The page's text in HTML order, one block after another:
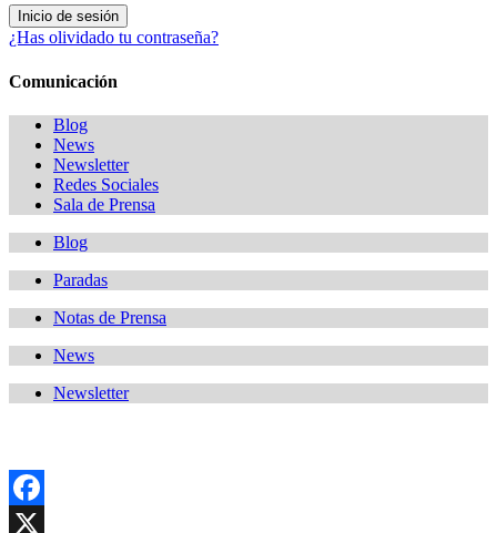
¿Has olividado tu contraseña?
Comunicación
Blog
News
Newsletter
Redes Sociales
Sala de Prensa
Blog
Paradas
Notas de Prensa
News
Newsletter
Facebook